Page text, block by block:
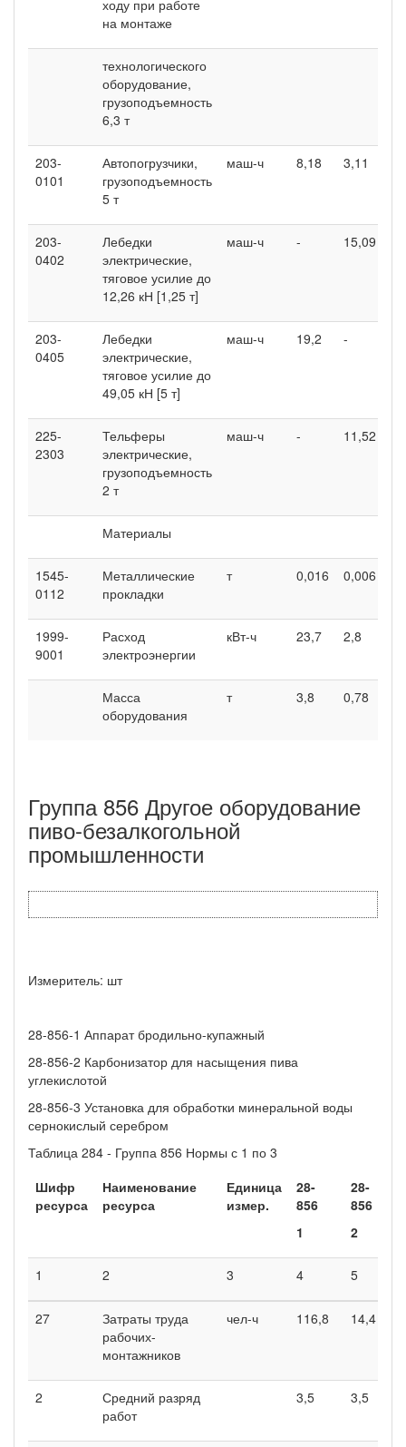
ходу при работе
на монтаже
технологического
оборудование,
грузоподъемность
6,3 т
203-
0101
Автопогрузчики,
грузоподъемность
5 т
маш-ч 8,18 3,11
203-
0402
Лебедки
электрические,
тяговое усилие до
12,26 кН [1,25 т]
маш-ч - 15,09
203-
0405
Лебедки
электрические,
тяговое усилие до
49,05 кН [5 т]
маш-ч 19,2 -
225-
2303
Тельферы
электрические,
грузоподъемность
2 т
маш-ч - 11,52
Материалы
1545-
0112
Металлические
прокладки
т 0,016 0,006
1999-
9001
Расход
электроэнергии
кВт-ч 23,7 2,8
Масса
оборудования
т 3,8 0,78
Группа 856 Другое оборудование
пиво-безалкогольной
промышленности
Измеритель: шт
28-856-1 Аппарат бродильно-купажный
28-856-2 Карбонизатор для насыщения пива
углекислотой
28-856-3 Установка для обработки минеральной воды
сернокислый серебром
Таблица 284 - Группа 856 Нормы с 1 по 3
Шифр
ресурса
Наименование
ресурса
Единица
измер.
28-
856
1
28-
856
2
1 2 3 4 5
27
Затраты труда
рабочих-
монтажников
чел-ч 116,8 14,4
2
Средний разряд
работ
3,5 3,5